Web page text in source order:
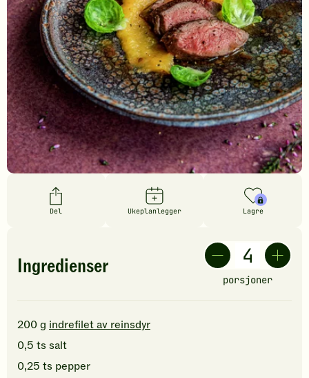
Del Ukeplanlegger Lagre
Ingredienser
porsjoner
200g indrefilet av reinsdyr
0,5 ts salt
0,25 ts pepper